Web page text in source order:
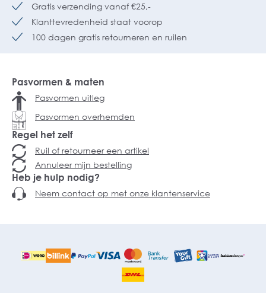
Gratis verzending vanaf €25,-
Klanttevredenheid staat voorop
100 dagen gratis retourneren en ruilen
Pasvormen & maten
Pasvormen uitleg
Pasvormen overhemden
Regel het zelf
Ruil of retourneer een artikel
Annuleer mijn bestelling
Heb je hulp nodig?
Neem contact op met onze klantenservice